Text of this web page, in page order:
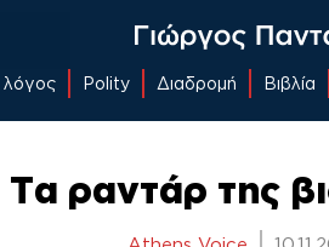
λόγος Polity Διαδρομή Βιβλία
Τα ραντάρ της